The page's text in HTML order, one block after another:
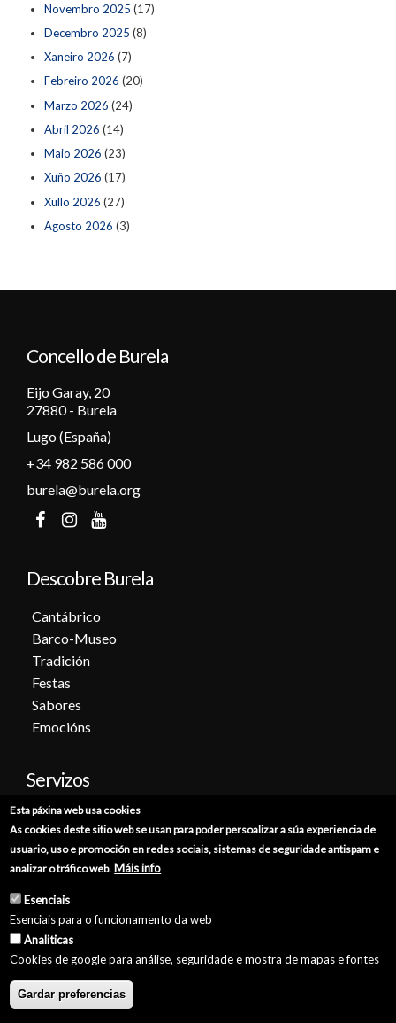
Novembro 2025 (17)
Decembro 2025 (8)
Xaneiro 2026 (7)
Febreiro 2026 (20)
Marzo 2026 (24)
Abril 2026 (14)
Maio 2026 (23)
Xuño 2026 (17)
Xullo 2026 (27)
Agosto 2026 (3)
Concello de Burela
Eijo Garay, 20
27880 - Burela
Lugo (España)
+34 982 586 000
burela@burela.org
Descobre Burela
Cantábrico
Barco-Museo
Tradición
Festas
Sabores
Emocións
Servizos
Cita previa
Sede electrónica
Catálogo de trámites
Punto de información catastral
Punto Limpo
© Concello de Burela 2026 //
Esta páxina web usa cookies
As cookies deste sitio web se usan para poder persoalizar a súa experiencia de
usuario, uso e promoción en redes sociais, sistemas de seguridade antispam e
analizar o tráfico web. Máis info
Esenciais
Esenciais para o funcionamento da web
Analiticas
Cookies de google para análise, seguridade e mostra de mapas e fontes
Gardar preferencias